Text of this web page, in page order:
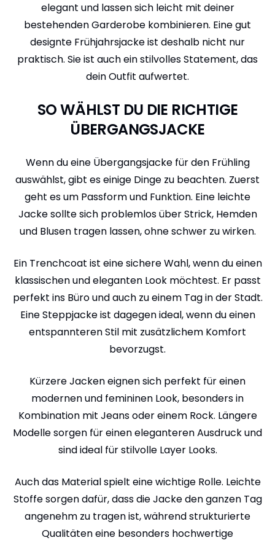
elegant und lassen sich leicht mit deiner
bestehenden Garderobe kombinieren. Eine gut
designte Frühjahrsjacke ist deshalb nicht nur
praktisch. Sie ist auch ein stilvolles Statement, das
dein Outfit aufwertet.
SO WÄHLST DU DIE RICHTIGE
ÜBERGANGSJACKE
Wenn du eine Übergangsjacke für den Frühling
auswählst, gibt es einige Dinge zu beachten. Zuerst
geht es um Passform und Funktion. Eine leichte
Jacke sollte sich problemlos über Strick, Hemden
und Blusen tragen lassen, ohne schwer zu wirken.
Ein Trenchcoat ist eine sichere Wahl, wenn du einen
klassischen und eleganten Look möchtest. Er passt
perfekt ins Büro und auch zu einem Tag in der Stadt.
Eine Steppjacke ist dagegen ideal, wenn du einen
entspannteren Stil mit zusätzlichem Komfort
bevorzugst.
Kürzere Jacken eignen sich perfekt für einen
modernen und femininen Look, besonders in
Kombination mit Jeans oder einem Rock. Längere
Modelle sorgen für einen eleganteren Ausdruck und
sind ideal für stilvolle Layer Looks.
Auch das Material spielt eine wichtige Rolle. Leichte
Stoffe sorgen dafür, dass die Jacke den ganzen Tag
angenehm zu tragen ist, während strukturierte
Qualitäten eine besonders hochwertige